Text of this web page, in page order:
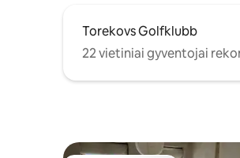
Torekovs Golfklubb
22 vietiniai gyventojai